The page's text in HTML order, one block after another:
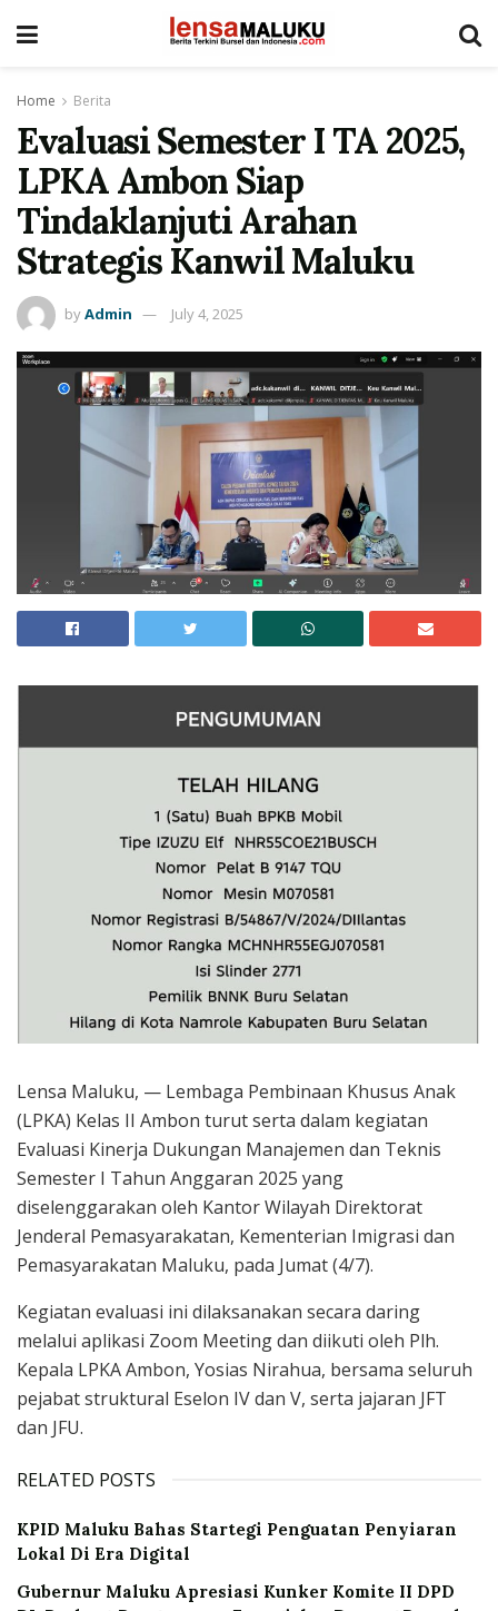
Home Berita
Evaluasi Semester I TA 2025,
LPKA Ambon Siap
Tindaklanjuti Arahan
Strategis Kanwil Maluku
byAdmin July 4, 2025
Lensa Maluku, — Lembaga Pembinaan Khusus Anak
(LPKA) Kelas II Ambon turut serta dalam kegiatan
Evaluasi Kinerja Dukungan Manajemen dan Teknis
Semester I Tahun Anggaran 2025 yang
diselenggarakan oleh Kantor Wilayah Direktorat
Jenderal Pemasyarakatan, Kementerian Imigrasi dan
Pemasyarakatan Maluku, pada Jumat (4/7).
Kegiatan evaluasi ini dilaksanakan secara daring
melalui aplikasi Zoom Meeting dan diikuti oleh Plh.
Kepala LPKA Ambon, Yosias Nirahua, bersama seluruh
pejabat struktural Eselon IV dan V, serta jajaran JFT
dan JFU.
RELATED POSTS
KPID Maluku Bahas Startegi Penguatan Penyiaran
Lokal Di Era Digital
Gubernur Maluku Apresiasi Kunker Komite II DPD